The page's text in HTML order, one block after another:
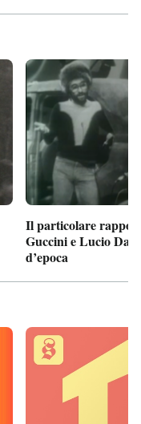
Il particolare
Guccini e Lucio
d’epoca